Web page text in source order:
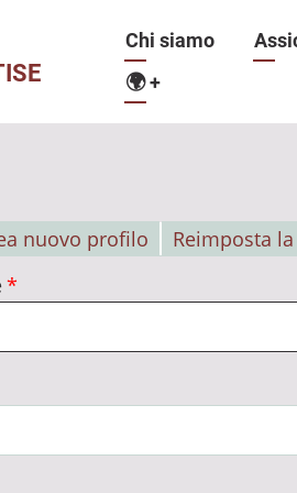
Navigazione
principale
Chi siamo
🌍+
nuovo profilo
Reimposta